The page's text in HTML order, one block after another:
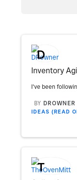
D
Inventory
BY DROWNER
IDEAS (READ
T